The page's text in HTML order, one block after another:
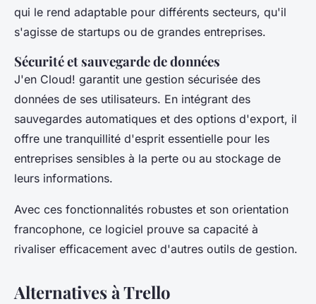
qui le rend adaptable pour différents secteurs, qu'il
s'agisse de startups ou de grandes entreprises.
Sécurité et sauvegarde de données
J'en Cloud! garantit une gestion sécurisée des
données de ses utilisateurs. En intégrant des
sauvegardes automatiques et des options d'export, il
offre une tranquillité d'esprit essentielle pour les
entreprises sensibles à la perte ou au stockage de
leurs informations.
Avec ces fonctionnalités robustes et son orientation
francophone, ce logiciel prouve sa capacité à
rivaliser efficacement avec d'autres outils de gestion.
Alternatives à Trello